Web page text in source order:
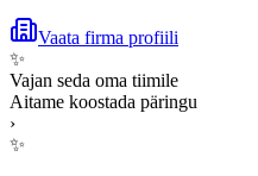
Vaata firma profiili
✨
Vajan seda oma tiimile
Aitame koostada päringu
›
✨